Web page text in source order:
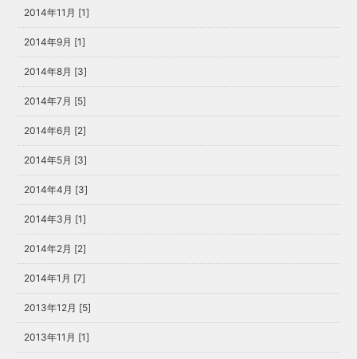
2014年11月 [1]
2014年9月 [1]
2014年8月 [3]
2014年7月 [5]
2014年6月 [2]
2014年5月 [3]
2014年4月 [3]
2014年3月 [1]
2014年2月 [2]
2014年1月 [7]
2013年12月 [5]
2013年11月 [1]